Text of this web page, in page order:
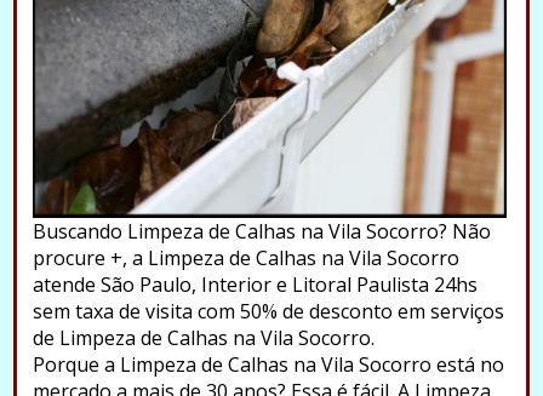
Buscando Limpeza de Calhas na Vila Socorro? Não
procure +, a Limpeza de Calhas na Vila Socorro
atende São Paulo, Interior e Litoral Paulista 24hs
sem taxa de visita com 50% de desconto em serviços
de Limpeza de Calhas na Vila Socorro.
Porque a Limpeza de Calhas na Vila Socorro está no